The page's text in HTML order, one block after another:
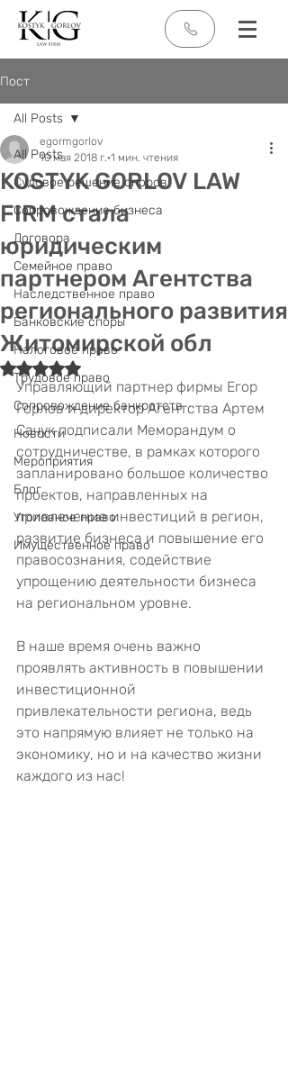
Пост
All Posts
Судовое решение споров
Сопровождение бизнеса
Договора
Семейное право
Наследственное право
Банковские споры
Налоговое право
Трудовое право
Сопровождение банкротств
Новости
Мероприятия
Блог
Уголовное право
Имущественное право
All Posts
KOSTYK GORLOV LAW
FIRM стала
юридическим
партнером Агентства
регионального развития
Житомирской обл
egormgorlov
10 мая 2018 г. 1 мин. чтения
Оценка: не число из 5 звезд.
Управляющий партнер фирмы Егор
Горлов и директор Агентства Артем
Сачук подписали Меморандум о
сотрудничестве, в рамках которого
запланировано большое количество
проектов, направленных на
привлечение инвестиций в регион,
развитие бизнеса и повышение его
правосознания, содействие
упрощению деятельности бизнеса
на региональном уровне.
В наше время очень важно
проявлять активность в повышении
инвестиционной
привлекательности региона, ведь
это напрямую влияет не только на
экономику, но и на качество жизни
каждого из нас!